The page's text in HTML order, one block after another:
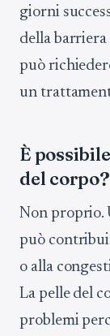
giorni
della
può
un
È
del corpo?
Non proprio.
può
o alla
La pelle del
problemi